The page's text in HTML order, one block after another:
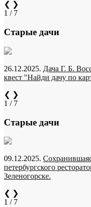
❮ ❯
1 / 7
Старые дачи
26.12.2025. Дача Г. Б.
квест "Найди дачу по
❮ ❯
1 / 7
Старые дачи
09.12.2025.
петербургского
Зеленогорске.
❮ ❯
1 / 7